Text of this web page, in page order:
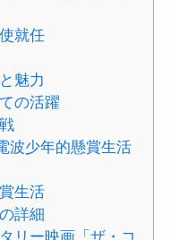
就任
魅力
の活躍
少年的懸賞生活
生活
詳細